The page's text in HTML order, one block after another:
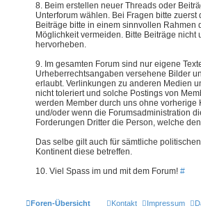
8. Beim erstellen neuer Threads oder
Unterforum wählen. Bei Fragen bitte
Beiträge bitte in einem sinnvollen
Möglichkeit vermeiden. Bitte Beiträge
hervorheben.
9. Im gesamten Forum sind nur eigene
Urheberrechtsangaben versehene Bilder
erlaubt. Verlinkungen zu anderen Medien
nicht toleriert und solche Postings von
werden Member durch uns ohne
und/oder wenn die Forumsadministration
Forderungen Dritter die Person, welche
Das selbe gilt auch für sämtliche
Kontinent diese betreffen.
10. Viel Spass im und mit dem Forum! #
Foren-Übersicht Impressum
Kontakt